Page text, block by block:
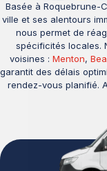
Basée à Roquebrune-
ville et ses alentours
nous permet de
spécificités locales.
voisines : Menton,
garantit des délais
rendez-vous planifié.